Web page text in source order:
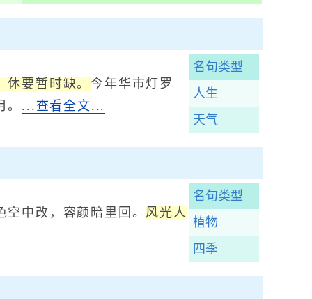
名句类型
人生
天气
休要暂时缺。 今年华市灯罗
...查看全文...
名句类型
植物
四季
中改，容颜暗里回。 风光人